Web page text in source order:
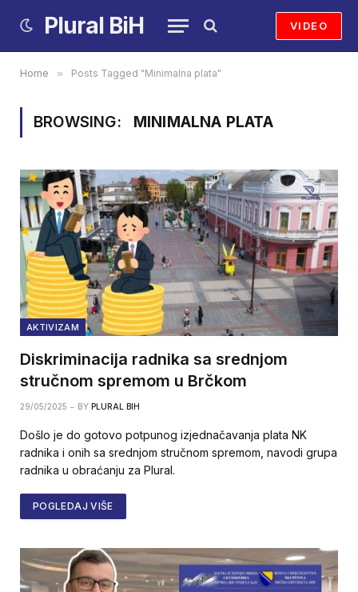
Plural BiH VIDEO
Home » Posts Tagged "Minimalna plata"
BROWSING: MINIMALNA PLATA
AKTIVIZAM
Diskriminacija radnika sa srednjom
stručnom spremom u Brčkom
29/05/2025 BY PLURAL BIH
Došlo je do gotovo potpunog izjednačavanja plata NK
radnika i onih sa srednjom stručnom spremom, navodi grupa
radnika u obraćanju za Plural.
POGLEDAJ VIŠE